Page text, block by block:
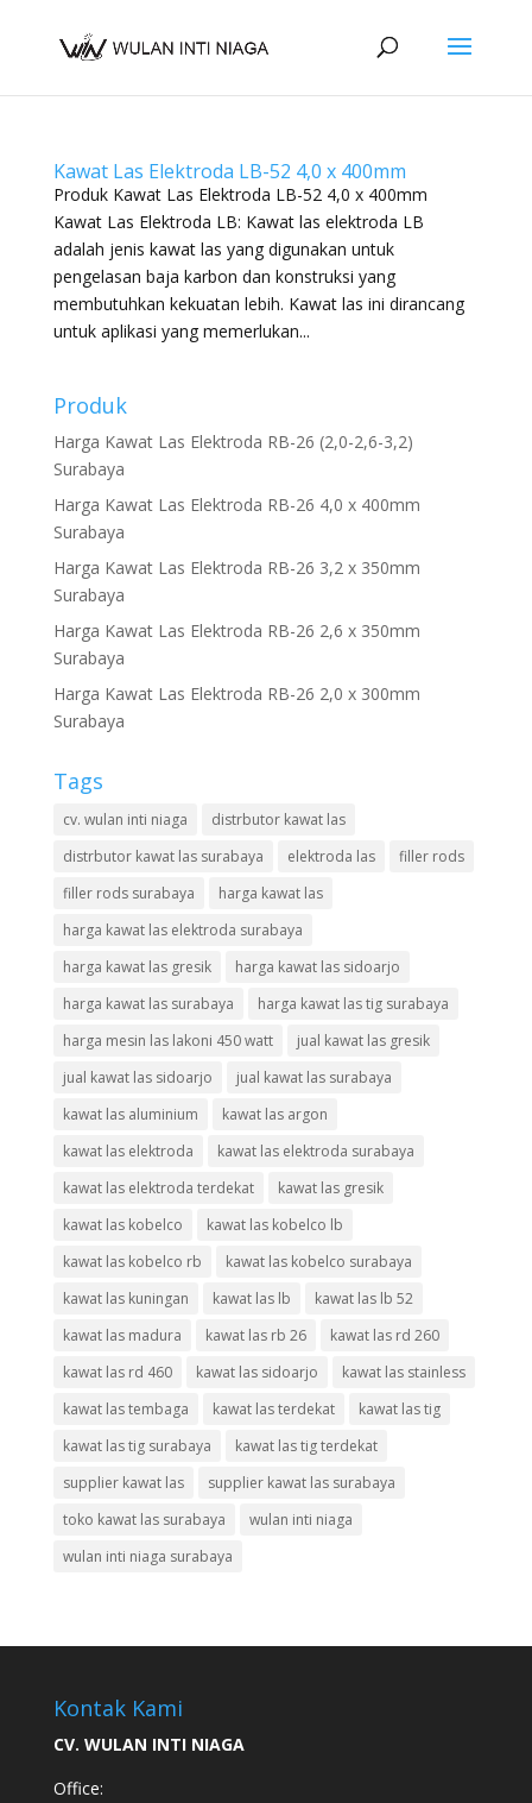
Kawat Las Elektroda LB-52 4,0 x 400mm
Produk Kawat Las Elektroda LB-52 4,0 x 400mm
Kawat Las Elektroda LB: Kawat las elektroda LB
adalah jenis kawat las yang digunakan untuk
pengelasan baja karbon dan konstruksi yang
membutuhkan kekuatan lebih. Kawat las ini dirancang
untuk aplikasi yang memerlukan...
Produk
Harga Kawat Las Elektroda RB-26 (2,0-2,6-3,2)
Surabaya
Harga Kawat Las Elektroda RB-26 4,0 x 400mm
Surabaya
Harga Kawat Las Elektroda RB-26 3,2 x 350mm
Surabaya
Harga Kawat Las Elektroda RB-26 2,6 x 350mm
Surabaya
Harga Kawat Las Elektroda RB-26 2,0 x 300mm
Surabaya
Tags
cv. wulan inti niaga
distrbutor kawat las
distrbutor kawat las surabaya
elektroda las
filler rods
filler rods surabaya
harga kawat las
harga kawat las elektroda surabaya
harga kawat las gresik
harga kawat las sidoarjo
harga kawat las surabaya
harga kawat las tig surabaya
harga mesin las lakoni 450 watt
jual kawat las gresik
jual kawat las sidoarjo
jual kawat las surabaya
kawat las aluminium
kawat las argon
kawat las elektroda
kawat las elektroda surabaya
kawat las elektroda terdekat
kawat las gresik
kawat las kobelco
kawat las kobelco lb
kawat las kobelco rb
kawat las kobelco surabaya
kawat las kuningan
kawat las lb
kawat las lb 52
kawat las madura
kawat las rb 26
kawat las rd 260
kawat las rd 460
kawat las sidoarjo
kawat las stainless
kawat las tembaga
kawat las terdekat
kawat las tig
kawat las tig surabaya
kawat las tig terdekat
supplier kawat las
supplier kawat las surabaya
toko kawat las surabaya
wulan inti niaga
wulan inti niaga surabaya
Kontak Kami
CV. WULAN INTI NIAGA
Office: